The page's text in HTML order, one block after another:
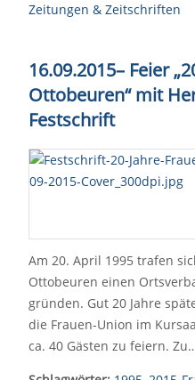
Zeitungen & Zeitschriften
16.09.2015– Feier
Ottobeuren“ mit
Festschrift
Am 20. April 1995 trafen
Ottobeuren einen
gründen. Gut 20 Jahre
die Frauen-Union im
ca. 40 Gästen zu feiern.